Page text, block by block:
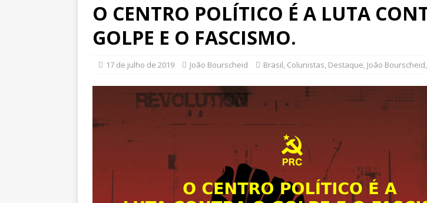
O CENTRO POLÍTICO É A LUTA
GOLPE E O FASCISMO.
17 de julho de 2019 João Bourscheid Brasil, Colunistas, Destaque, João Bourscheid,